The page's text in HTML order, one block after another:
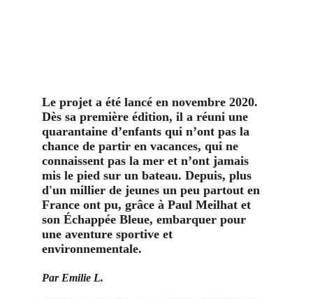
Le projet a été lancé en novembre 2020.
Dès sa première édition, il a réuni une
quarantaine d’enfants qui n’ont pas la
chance de partir en vacances, qui ne
connaissent pas la mer et n’ont jamais
mis le pied sur un bateau. Depuis, plus
d'un millier de jeunes un peu partout en
France ont pu, grâce à Paul Meilhat et
son Échappée Bleue, embarquer pour
une aventure sportive et
environnementale.
Par Emilie L.